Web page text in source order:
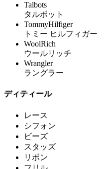
Talbots
タルボット
TommyHilfiger
トミー ヒルフィガー
WoolRich
ウールリッチ
Wrangler
ラングラー
ディティール
レース
シフォン
ビーズ
スタッズ
リボン